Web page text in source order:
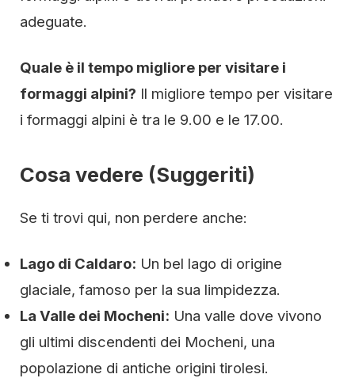
adeguate.
Quale è il tempo migliore per visitare i
formaggi alpini? Il migliore tempo per visitare
i formaggi alpini è tra le 9.00 e le 17.00.
Cosa vedere (Suggeriti)
Se ti trovi qui, non perdere anche:
Lago di Caldaro: Un bel lago di origine
glaciale, famoso per la sua limpidezza.
La Valle dei Mocheni: Una valle dove vivono
gli ultimi discendenti dei Mocheni, una
popolazione di antiche origini tirolesi.